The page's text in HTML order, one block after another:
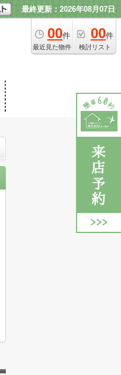
最終更新：2026年08月07日
00件
最近見た物件
00件
検討リスト